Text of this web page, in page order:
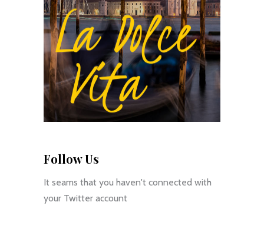
Follow Us
It seams that you haven't connected with
your Twitter account